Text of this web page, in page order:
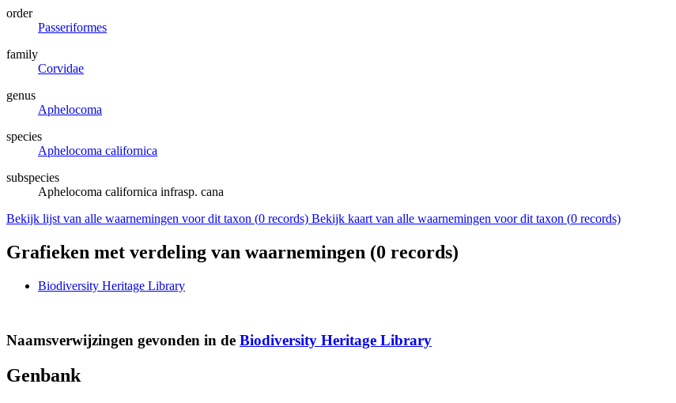
order
Passeriformes
family
Corvidae
genus
Aphelocoma
species
Aphelocoma californica
subspecies
Aphelocoma californica infrasp. cana
Bekijk lijst van alle waarnemingen voor dit taxon (0 records) Bekijk kaart van alle waarnemingen voor dit taxon (0 records)
Grafieken met verdeling van waarnemingen (0 records)
Biodiversity Heritage Library
Naamsverwijzingen gevonden in de Biodiversity Heritage Library
Genbank